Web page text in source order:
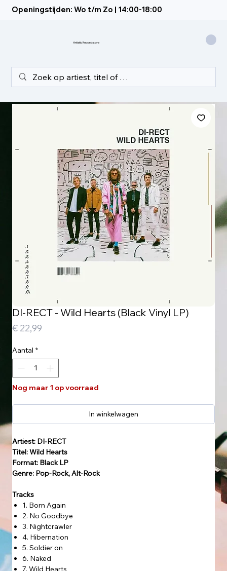
Openingstijden: Wo t/m Zo | 14:00-18:00
Artistic Recordstore
DI-RECT - Wild Hearts (Black Vinyl LP)
€ 22,99
Aantal *
Nog maar 1 op voorraad
In winkelwagen
Artiest: DI-RECT
Titel: Wild Hearts
Format: Black LP
Genre: Pop-Rock, Alt-Rock
Tracks
1. Born Again
2. No Goodbye
3. Nightcrawler
4. Hibernation
5. Soldier on
6. Naked
7. Wild Hearts